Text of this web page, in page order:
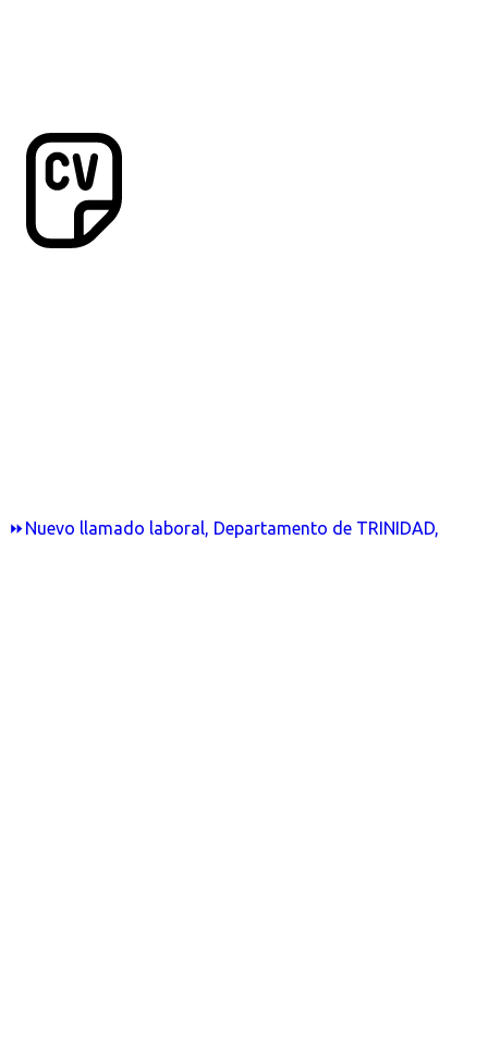
⏩Nuevo llamado laboral, Departamento de TRINIDAD,